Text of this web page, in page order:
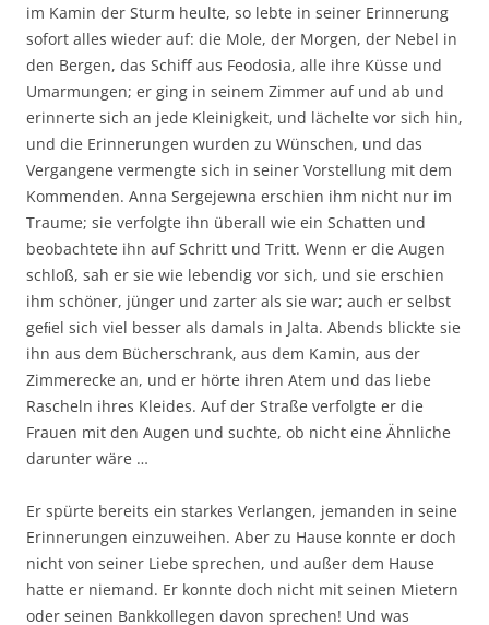
im Kamin der Sturm heulte, so lebte in seiner Erinnerung
sofort alles wieder auf: die Mole, der Morgen, der Nebel in
den Bergen, das Schiﬀ aus Feodosia, alle ihre Küsse und
Umarmungen; er ging in seinem Zimmer auf und ab und
erinnerte sich an jede Kleinigkeit, und lächelte vor sich hin,
und die Erinnerungen wurden zu Wünschen, und das
Vergangene vermengte sich in seiner Vorstellung mit dem
Kommenden. Anna Sergejewna erschien ihm nicht nur im
Traume; sie verfolgte ihn überall wie ein Schatten und
beobachtete ihn auf Schritt und Tritt. Wenn er die Augen
schloß, sah er sie wie lebendig vor sich, und sie erschien
ihm schöner, jünger und zarter als sie war; auch er selbst
geﬁel sich viel besser als damals in Jalta. Abends blickte sie
ihn aus dem Bücherschrank, aus dem Kamin, aus der
Zimmerecke an, und er hörte ihren Atem und das liebe
Rascheln ihres Kleides. Auf der Straße verfolgte er die
Frauen mit den Augen und suchte, ob nicht eine Ähnliche
darunter wäre …
Er spürte bereits ein starkes Verlangen, jemanden in seine
Erinnerungen einzuweihen. Aber zu Hause konnte er doch
nicht von seiner Liebe sprechen, und außer dem Hause
hatte er niemand. Er konnte doch nicht mit seinen Mietern
oder seinen Bankkollegen davon sprechen! Und was